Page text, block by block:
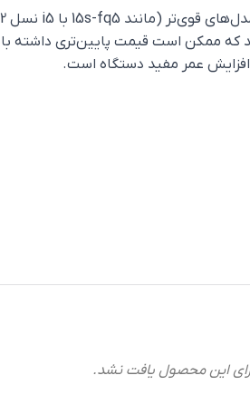
افزایش عمر مفید دستگاه است.
این محصول یافت نشد.